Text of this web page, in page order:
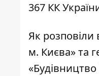
367 КК
Як розповіли
м. Києва» та